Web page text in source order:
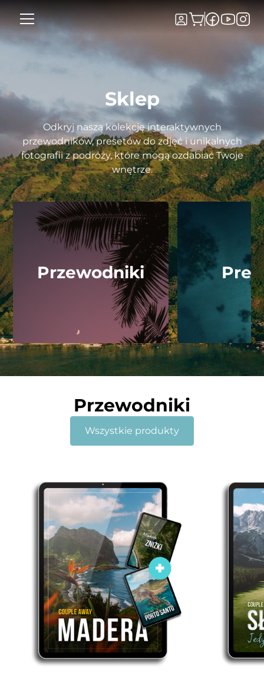
Sklep
Odkryj naszą kolekcję interaktywnych
przewodników, presetów do zdjęć i unikalnych
fotografii z podróży, które mogą ozdabiać Twoje
wnętrze.
Przewodniki
Przewodniki
Wszystkie produkty